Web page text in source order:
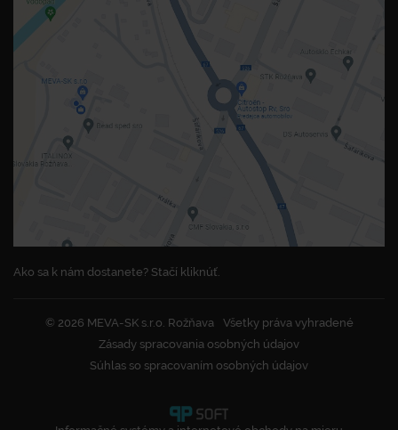
Ako sa k nám dostanete? Stačí kliknúť.
© 2026 MEVA-SK s.r.o. Rožňava
Všetky práva vyhradené
Zásady spracovania osobných údajov
Súhlas so spracovaním osobných údajov